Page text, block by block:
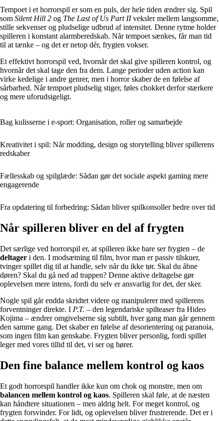
Tempoet i et horrorspil er som en puls, der hele tiden ændrer sig. Spil
som Silent Hill 2 og The Last of Us Part IIveksler mellem langsomme,
stille sekvenser og pludselige udbrud af intensitet. Denne rytme holder
spilleren i konstant alarmberedskab. Når tempoet sænkes, får man tid
til at tænke – og det er netop dér, frygten vokser.
Et effektivt horrorspil ved, hvornår det skal give spilleren kontrol, og
hvornår det skal tage den fra dem. Lange perioder uden action kan
virke kedelige i andre genrer, men i horror skaber de en følelse af
sårbarhed. Når tempoet pludselig stiger, føles chokket derfor stærkere
og mere uforudsigeligt.
Bag kulisserne i e-sport: Organisation, roller og samarbejde
Kreativitet i spil: Når modding, design og storytelling bliver spillerens
redskaber
Fællesskab og spilglæde: Sådan gør det sociale aspekt gaming mere
engagerende
Fra opdatering til forbedring: Sådan bliver spilkonsoller bedre over tid
Når spilleren bliver en del af frygten
Det særlige ved horrorspil er, at spilleren ikke bare ser frygten – de
deltager i den. I modsætning til film, hvor man er passiv tilskuer,
tvinger spillet dig til at handle, selv når du ikke tør. Skal du åbne
døren? Skal du gå ned ad trappen? Denne aktive deltagelse gør
oplevelsen mere intens, fordi du selv er ansvarlig for det, der sker.
Nogle spil går endda skridtet videre og manipulerer med spillerens
forventninger direkte. I P.T. – den legendariske spilteaser fra Hideo
Kojima – ændrer omgivelserne sig subtilt, hver gang man går gennem
den samme gang. Det skaber en følelse af desorientering og paranoia,
som ingen film kan genskabe. Frygten bliver personlig, fordi spillet
leger med vores tillid til det, vi ser og hører.
Den fine balance mellem kontrol og kaos
Et godt horrorspil handler ikke kun om chok og monstre, men om
balancen mellem kontrol og kaos. Spilleren skal føle, at de næsten
kan håndtere situationen – men aldrig helt. For meget kontrol, og
frygten forsvinder. For lidt, og oplevelsen bliver frustrerende. Det er i